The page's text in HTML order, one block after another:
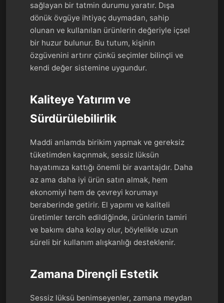
sağlayan bir tatmin durumu yaratır. Dışa
dönük övgüye ihtiyaç duymadan, sahip
olunan ve kullanılan ürünlerin değeriyle içsel
bir huzur bulunur. Bu tutum, kişinin
özgüvenini artırır çünkü seçimler bilinçli ve
kendi değer sistemine uygundur.
Kaliteye Yatırım ve
Sürdürülebilirlik
Maddi anlamda birikim yapmak ve gereksiz
tüketimden kaçınmak, sessiz lüksün
hayatımıza kattığı önemli bir avantajdır. Daha
az ama daha iyi ürün satın almak, hem
ekonomiyi hem de çevreyi korumayı
beraberinde getirir. El yapımı ve kaliteli
üretimler tercih edildiğinde, ürünlerin tamiri
ve bakımı daha kolay olur, böylelikle uzun
süreli bir kullanım alışkanlığı desteklenir.
Zamana Dirençli Estetik
Sessiz lüksü benimseyenler, zamana meydan